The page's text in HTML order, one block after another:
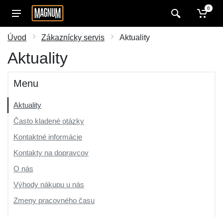
0
Úvod Zákaznícky servis Aktuality
Aktuality
Menu
Aktuality
Často kladené otázky
Kontaktné informácie
Kontakty na dopravcov
O nás
Výhody nákupu u nás
Zmeny pracovného času